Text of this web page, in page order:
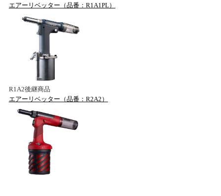
エアーリベッター（品番：R1A1PL）
R1A2後継商品
エアーリベッター（品番：R2A2）